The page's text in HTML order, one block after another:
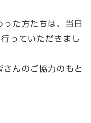
た方たちは、当日
っていただきまし
んのご協力のもと